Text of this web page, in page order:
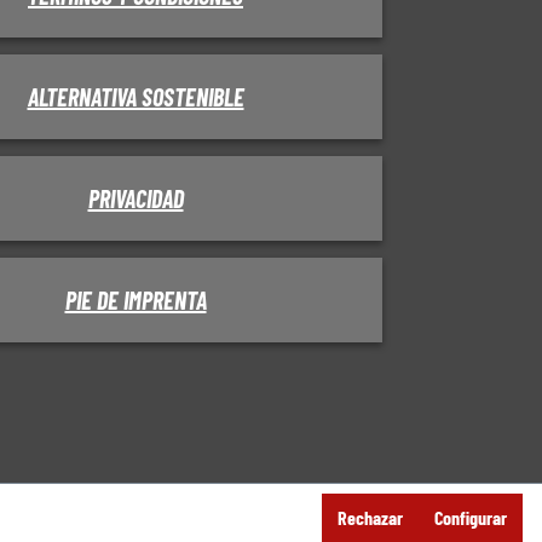
ALTERNATIVA SOSTENIBLE
PRIVACIDAD
PIE DE IMPRENTA
Rechazar Configurar